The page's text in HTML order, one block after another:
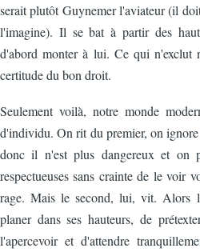
serait plutôt Guynemer l'aviateur (il
l'imagine). Il se bat à partir des
d'abord monter à lui. Ce qui
certitude du bon droit.
Seulement voilà, notre monde
d'individu. On rit du premier, on
donc il n'est plus dangereux et on
respectueuses sans crainte de le voir
rage. Mais le second, lui, vit. Alors
planer dans ses hauteurs, de
l'apercevoir et d'attendre